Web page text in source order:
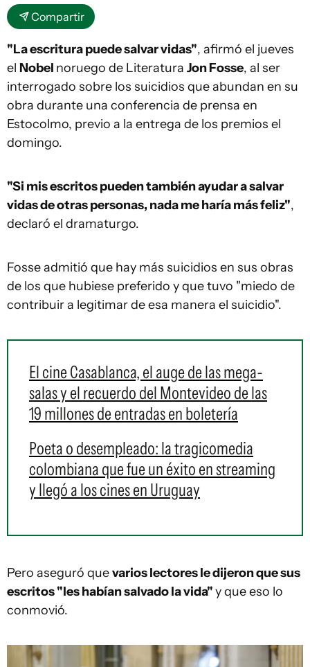
Compartir
"La escritura puede salvar vidas", afirmó el jueves
el Nobel noruego de Literatura Jon Fosse, al ser
interrogado sobre los suicidios que abundan en su
obra durante una conferencia de prensa en
Estocolmo, previo a la entrega de los premios el
domingo.
"Si mis escritos pueden también ayudar a salvar
vidas de otras personas, nada me haría más feliz",
declaró el dramaturgo.
Fosse admitió que hay más suicidios en sus obras
de los que hubiese preferido y que tuvo "miedo de
contribuir a legitimar de esa manera el suicidio".
El cine Casablanca, el auge de las mega-
salas y el recuerdo del Montevideo de las
19 millones de entradas en boletería
Poeta o desempleado: la tragicomedia
colombiana que fue un éxito en streaming
y llegó a los cines en Uruguay
Pero aseguró quevarios lectores le dijeron que sus
escritos "les habían salvado la vida"y que eso lo
conmovió.